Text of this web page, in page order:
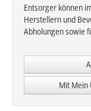
Entsorger können
Herstellern und
Abholungen sowie
Mit Mein